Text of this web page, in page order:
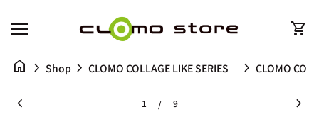
モバイルナビゲーション
カー
shopping_cart
0
home chevron_right Shop chevron_right CLOMO COLLAGE LIKE SERIES chevron_right
ズームイン ズ
chevron_left 1 / 9 chevron_right